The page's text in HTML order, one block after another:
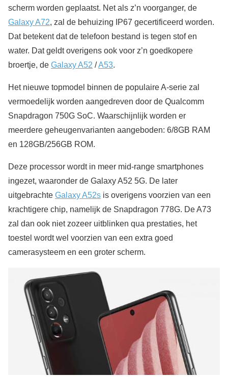
scherm worden geplaatst. Net als z’n voorganger, de
Galaxy A72, zal de behuizing IP67 gecertificeerd worden.
Dat betekent dat de telefoon bestand is tegen stof en
water. Dat geldt overigens ook voor z’n goedkopere
broertje, de Galaxy A52 /A53.
Het nieuwe topmodel binnen de populaire A-serie zal
vermoedelijk worden aangedreven door de Qualcomm
Snapdragon 750G SoC. Waarschijnlijk worden er
meerdere geheugenvarianten aangeboden: 6/8GB RAM
en 128GB/256GB ROM.
Deze processor wordt in meer mid-range smartphones
ingezet, waaronder de Galaxy A52 5G. De later
uitgebrachte Galaxy A52s is overigens voorzien van een
krachtigere chip, namelijk de Snapdragon 778G. De A73
zal dan ook niet zozeer uitblinken qua prestaties, het
toestel wordt wel voorzien van een extra goed
camerasysteem en een groter scherm.